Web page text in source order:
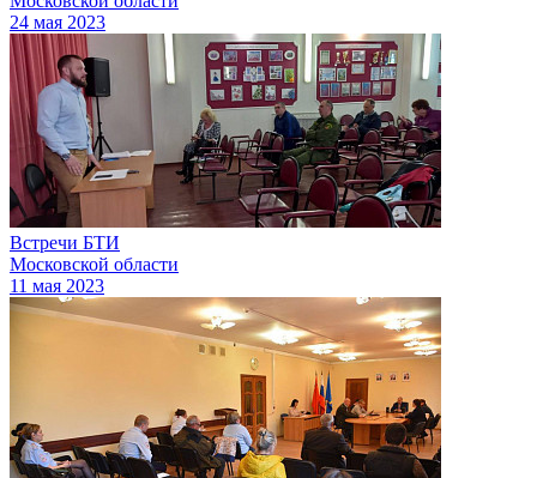
24 мая 2023
Встречи БТИ
Московской области
11 мая 2023